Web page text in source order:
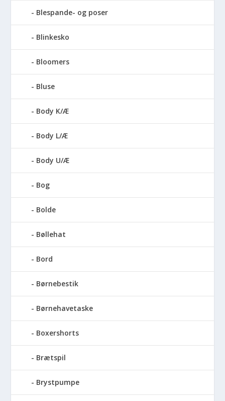
Blespande- og poser
Blinkesko
Bloomers
Bluse
Body K/Æ
Body L/Æ
Body U/Æ
Bog
Bolde
Bøllehat
Bord
Børnebestik
Børnehavetaske
Boxershorts
Brætspil
Brystpumpe